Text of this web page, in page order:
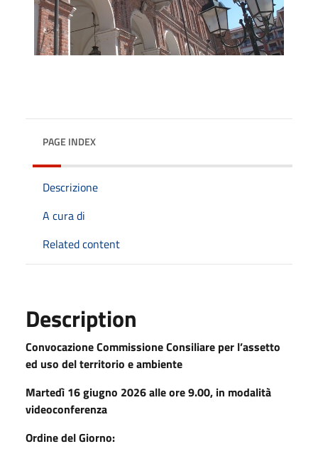
PAGE INDEX
Descrizione
A cura di
Related content
Description
Convocazione Commissione Consiliare per l’assetto
ed uso del territorio e ambiente
Martedì 16 giugno 2026 alle ore 9.00, in modalità
videoconferenza
Ordine del Giorno: